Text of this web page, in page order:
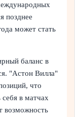
позднее
может стать
баланс в
"Астон Вилла"
что
в матчах
возможность